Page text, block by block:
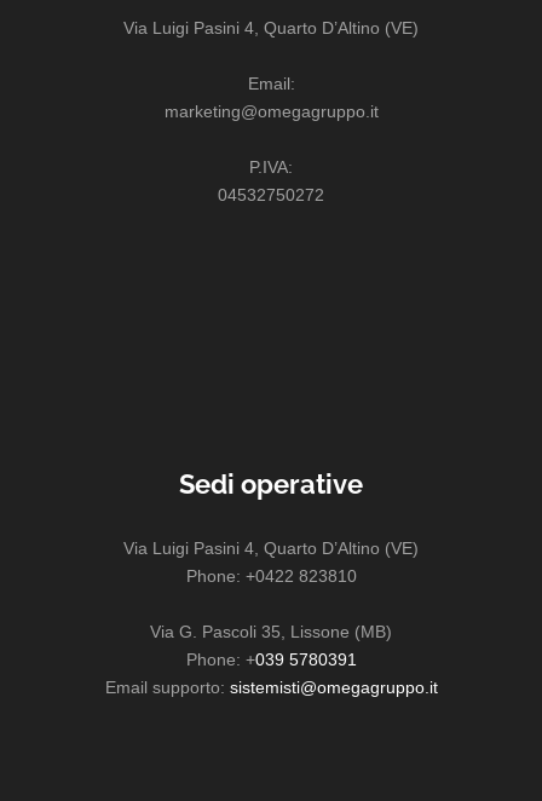
Via Luigi Pasini 4, Quarto D’Altino (VE)
Email:
marketing@omegagruppo.it
P.IVA:
04532750272
Sedi operative
Via Luigi Pasini 4, Quarto D’Altino (VE)
Phone: +0422 823810
Via G. Pascoli 35, Lissone (MB)
Phone: +039 5780391
Email supporto: sistemisti@omegagruppo.it